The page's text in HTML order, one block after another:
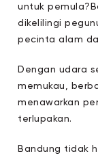
untuk
dikelilingi
pecinta alam
Dengan udara
memukau,
menawarkan
terlupakan.
Bandung tidak